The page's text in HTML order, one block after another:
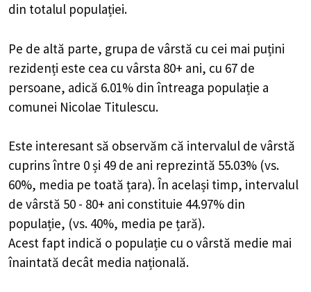
din totalul populației.
Pe de altă parte, grupa de vârstă cu cei mai puțini
rezidenți este cea cu vârsta 80+ ani, cu 67 de
persoane, adică 6.01% din întreaga populație a
comunei Nicolae Titulescu.
Este interesant să observăm că intervalul de vârstă
cuprins între 0 și 49 de ani reprezintă 55.03% (vs.
60%, media pe toată țara). În același timp, intervalul
de vârstă 50 - 80+ ani constituie 44.97% din
populație, (vs. 40%, media pe țară).
Acest fapt indică o populație cu o vârstă medie mai
înaintată decât media națională.